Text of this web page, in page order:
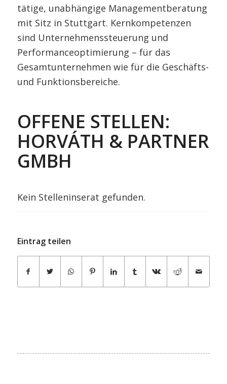
tätige, unabhängige Managementberatung
mit Sitz in Stuttgart. Kernkompetenzen
sind Unternehmenssteuerung und
Performanceoptimierung – für das
Gesamtunternehmen wie für die Geschäfts-
und Funktionsbereiche.
OFFENE STELLEN:
HORVÁTH & PARTNER
GMBH
Kein Stelleninserat gefunden.
Eintrag teilen